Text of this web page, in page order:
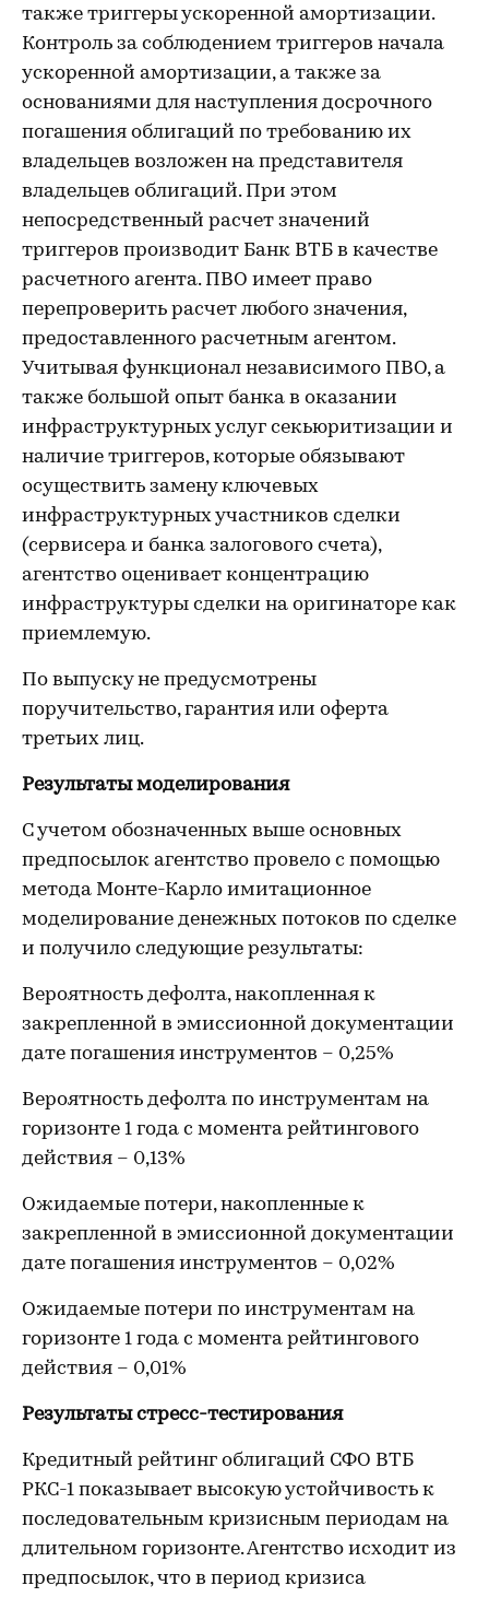
также триггеры ускоренной амортизации.
Контроль за соблюдением триггеров начала
ускоренной амортизации, а также за
основаниями для наступления досрочного
погашения облигаций по требованию их
владельцев возложен на представителя
владельцев облигаций. При этом
непосредственный расчет значений
триггеров производит Банк ВТБ в качестве
расчетного агента. ПВО имеет право
перепроверить расчет любого значения,
предоставленного расчетным агентом.
Учитывая функционал независимого ПВО, а
также большой опыт банка в оказании
инфраструктурных услуг секьюритизации и
наличие триггеров, которые обязывают
осуществить замену ключевых
инфраструктурных участников сделки
(сервисера и банка залогового счета),
агентство оценивает концентрацию
инфраструктуры сделки на оригинаторе как
приемлемую.
По выпуску не предусмотрены
поручительство, гарантия или оферта
третьих лиц.
Результаты моделирования
С учетом обозначенных выше основных
предпосылок агентство провело с помощью
метода Монте-Карло имитационное
моделирование денежных потоков по сделке
и получило следующие результаты:
Вероятность дефолта, накопленная к
закрепленной в эмиссионной документации
дате погашения инструментов – 0,25%
Вероятность дефолта по инструментам на
горизонте 1 года с момента рейтингового
действия – 0,13%
Ожидаемые потери, накопленные к
закрепленной в эмиссионной документации
дате погашения инструментов – 0,02%
Ожидаемые потери по инструментам на
горизонте 1 года с момента рейтингового
действия – 0,01%
Результаты стресс-тестирования
Кредитный рейтинг облигаций СФО ВТБ
РКС-1 показывает высокую устойчивость к
последовательным кризисным периодам на
длительном горизонте. Агентство исходит из
предпосылок, что в период кризиса